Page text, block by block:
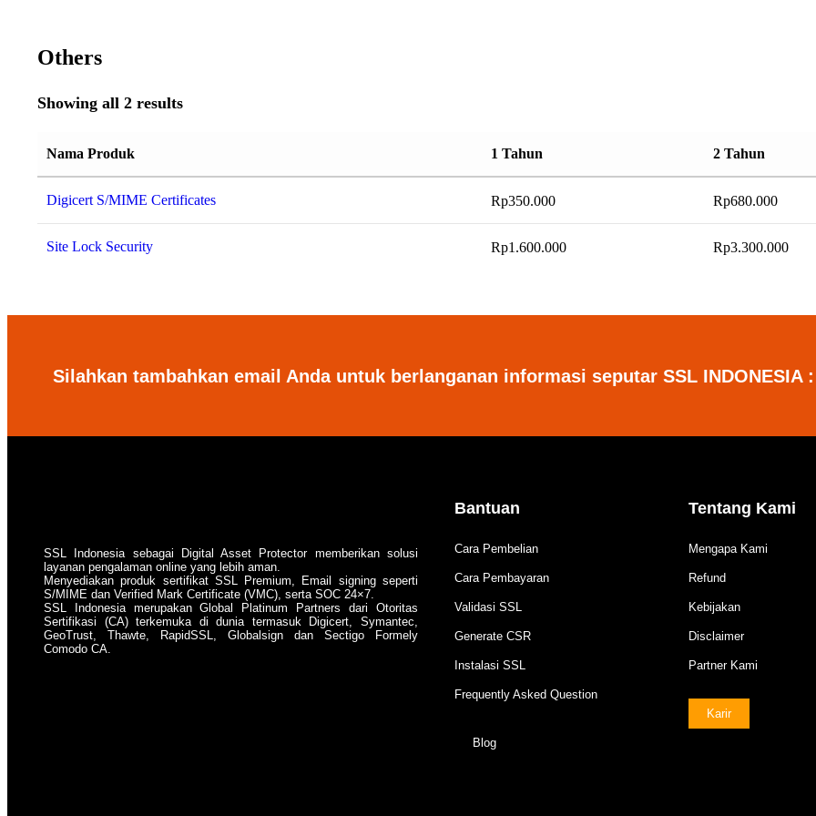
Others
Showing all 2 results
Nama Produk 1 Tahun 2 Tahun
Digicert S/MIME Certificates Rp350.000 Rp680.000
Site Lock Security Rp1.600.000 Rp3.300.000
Silahkan tambahkan email Anda untuk berlanganan informasi seputar SSL INDONESIA :
SSL Indonesia sebagai Digital Asset Protector memberikan solusi
layanan pengalaman online yang lebih aman.
Menyediakan produk sertifikat SSL Premium, Email signing seperti
S/MIME dan Verified Mark Certificate (VMC), serta SOC 24×7.
SSL Indonesia merupakan Global Platinum Partners dari Otoritas
Sertifikasi (CA) terkemuka di dunia termasuk Digicert, Symantec,
GeoTrust, Thawte, RapidSSL, Globalsign dan Sectigo Formely
Comodo CA.
Bantuan
Cara Pembelian
Cara Pembayaran
Validasi SSL
Generate CSR
Instalasi SSL
Frequently Asked Question
Blog
Tentang Kami
Mengapa Kami
Refund
Kebijakan
Disclaimer
Partner Kami
Karir